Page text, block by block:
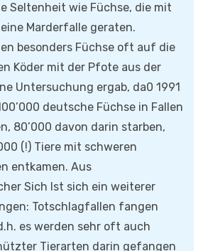
Seltenheit wie Füchse, die mit
Marderfalle geraten.
besonders Füchse oft auf die
Köder mit der Pfote aus der
Untersuchung ergab, da0 1991
deutsche Füchse in Fallen
80’000 davon darin starben,
(!) Tiere mit schweren
entkamen. Aus
Sich lst sich ein weiterer
Totschlagfallen fangen
es werden sehr oft auch
Tierarten darin gefangen